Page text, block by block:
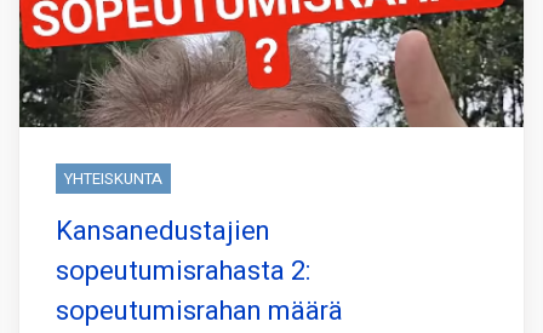
YHTEISKUNTA
Kansanedustajien
sopeutumisrahasta 2:
sopeutumisrahan määrä